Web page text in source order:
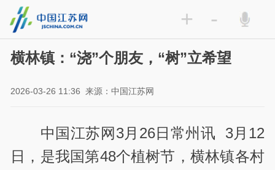
+ -
横林镇：“浇”个朋友，“树”立希望
2026-03-26 11:36 来源：中国江苏网
中国江苏网3月26日常州讯 3月12
日，是我国第48个植树节，横林镇各村